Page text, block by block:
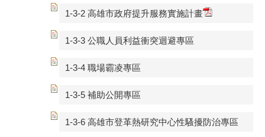
1-3-2 高雄市政府提升服務實施計畫
1-3-3 公職人員利益衝突迴避專區
1-3-4 職場霸凌專區
1-3-5 補助公開專區
1-3-6 高雄市登革熱研究中心性騷擾防治專區